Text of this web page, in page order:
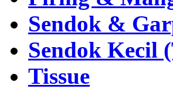
Sendok &
Sendok Kecil
Tissue